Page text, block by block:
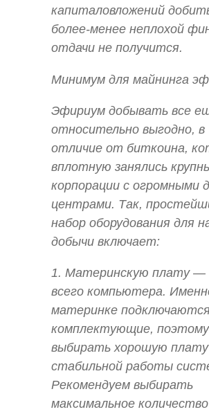
капиталовложений
более-менее неплохой
отдачи не получится.
Минимум для майнинга
Эфириум добывать все
относительно выгодно, в
отличие от биткоина,
вплотную занялись
корпорации с огромными
центрами. Так,
набор оборудования для
добычи включает:
1. Материнскую плату —
всего компьютера.
материнке
комплектующие,
выбирать хорошую плату
стабильной работы
Рекомендуем выбирать
максимальное